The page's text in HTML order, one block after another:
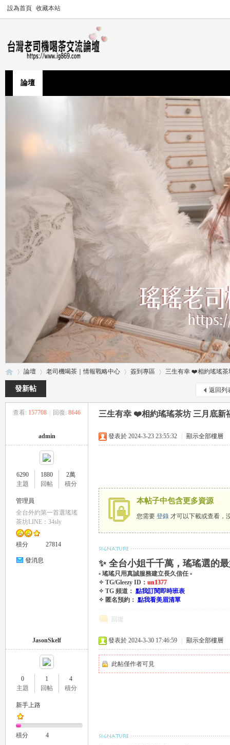
設為首頁 收藏本站
論壇
»
論壇
›
老司機喝茶｜情報戰略中心
›
簽到專區
›
三生有幸 ❤️相約瑤瑤茶
返回列
發新帖
查看: 157708 回復: 8646 三生有幸 ❤️相約瑤瑤茶坊 三月底新
admin
6290
主題
1880
回帖
2萬
積分
管理員
全台外約第一首選瑤瑤
茶坊LINE：34sly
積分 27814
發消息
發表於 2024-3-23 23:55:32 顯示全部樓層
本帖子中包含更多資源
您需要 登錄 才可以下載或查看，
✨ 全台小姐千千萬，瑤瑤選的
▫ 瑤瑤只用真誠服務建立長久信任 ▫
✧ TG/Gleezy ID： un1377
✧ TG 頻道： 點我訂閱即時班表
✧ 匿名預約： 點我看美眉清單
回復
JasonSkelf
0
主題
1
回帖
4
積分
新手上路
積分 4
發表於 2024-3-30 17:46:59 顯示全部樓層
此帖僅作者可見